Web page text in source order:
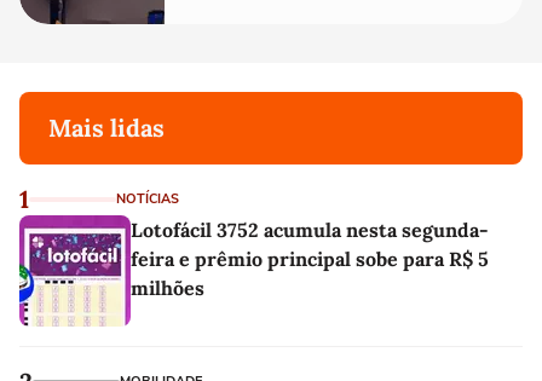
Mais lidas
1 NOTÍCIAS
Lotofácil 3752 acumula nesta segunda-
feira e prêmio principal sobe para R$ 5
milhões